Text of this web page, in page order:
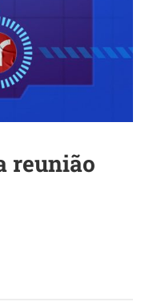
reunião